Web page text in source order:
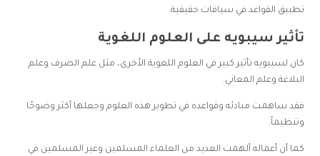
تطبيق القواعد في سياقات حقيقية.
تأثير سيبويه على العلوم اللغوية
كان لسيبويه تأثير كبير في العلوم اللغوية الأخرى، مثل علم الصرف وعلم
البلاغة وعلم المعاني.
فقد ساهمت مبادئه وقواعده في تطوير هذه العلوم وجعلها أكثر وضوحًا
وتنظيماً.
كما أن أعماله ألهمت العديد من العلماء المسلمين وغير المسلمين في